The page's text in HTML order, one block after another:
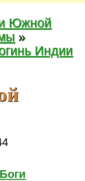
Южной
»
Индии
Боги